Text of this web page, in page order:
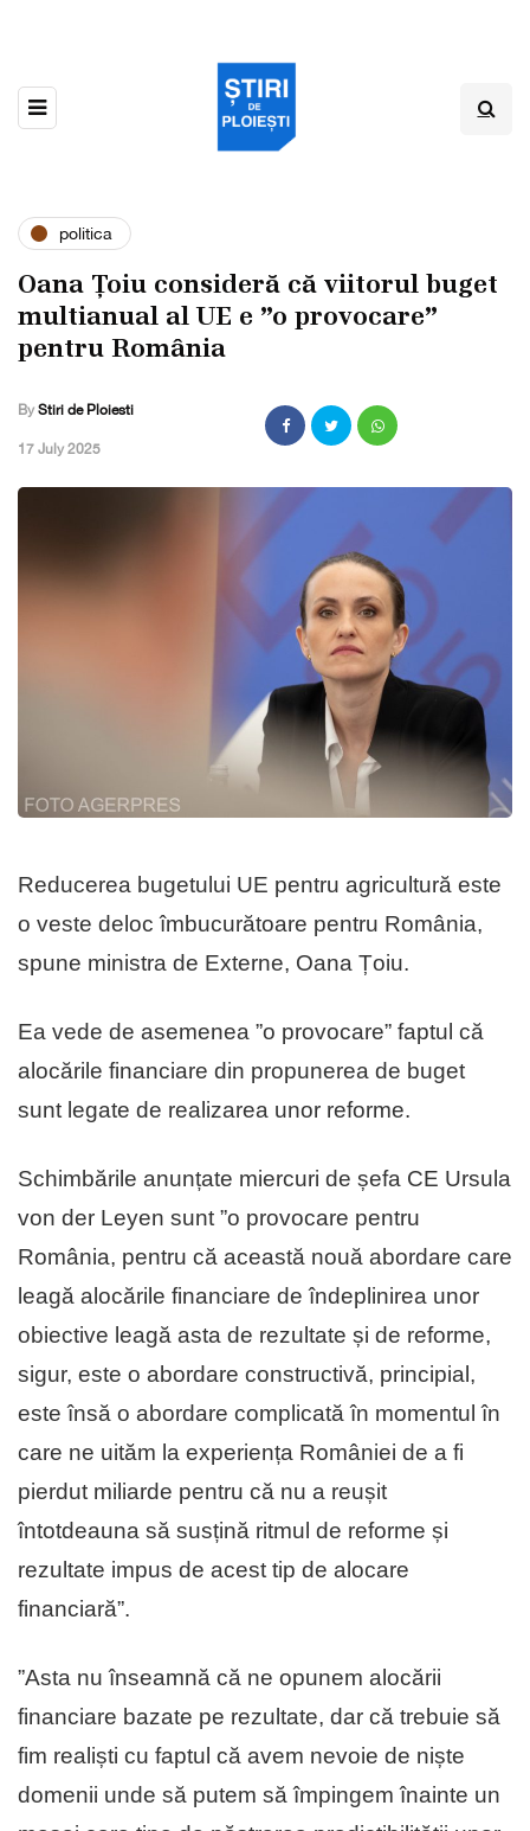
politica
Oana Țoiu consideră că viitorul buget
multianual al UE e ”o provocare”
pentru România
By Stiri de Ploiesti
,17 July 2025
Reducerea bugetului UE pentru agricultură este
o veste deloc îmbucurătoare pentru România,
spune ministra de Externe, Oana Țoiu.
Ea vede de asemenea ”o provocare” faptul că
alocările financiare din propunerea de buget
sunt legate de realizarea unor reforme.
Schimbările anunțate miercuri de șefa CE Ursula
von der Leyen sunt ”o provocare pentru
România, pentru că această nouă abordare care
leagă alocările financiare de îndeplinirea unor
obiective leagă asta de rezultate și de reforme,
sigur, este o abordare constructivă, principial,
este însă o abordare complicată în momentul în
care ne uităm la experiența României de a fi
pierdut miliarde pentru că nu a reușit
întotdeauna să susțină ritmul de reforme și
rezultate impus de acest tip de alocare
financiară”.
”Asta nu înseamnă că ne opunem alocării
financiare bazate pe rezultate, dar că trebuie să
fim realiști cu faptul că avem nevoie de niște
domenii unde să putem să împingem înainte un